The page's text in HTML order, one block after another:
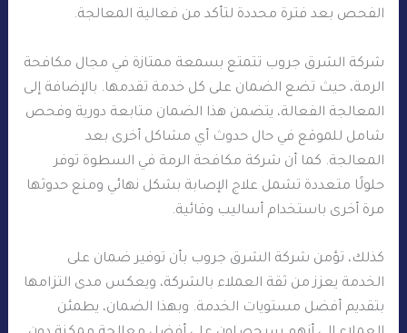
الفحص بعد فترة محددة لتأكد من فعالية المعالجة.
شركة الشرق جروب تتمتع بسمعة ممتازة في مجال مكافحة
الرمة، حيث تضع الضمان على كل خدمة تقدمها. بالإضافة إلى
المعالجة الفعالة، يتضمن هذا الضمان متابعة دورية وفحص
شامل للموقع في حال حدوث أي مشاكل أخرى بعد
المعالجة. كما أن شركة مكافحة الرمة في السطوة توفر
حلولًا متعددة تشمل علاج الإصابة بشكل نهائي ومنع حدوثها
مرة أخرى باستخدام أساليب وقائية.
كذلك، تؤمن شركة الشرق جروب بأن توفير ضمان على
الخدمة يعزز من ثقة العملاء بالشركة، ويعكس مدى التزامها
بتقديم أفضل مستويات الخدمة. وبهذا الضمان، يطمئن